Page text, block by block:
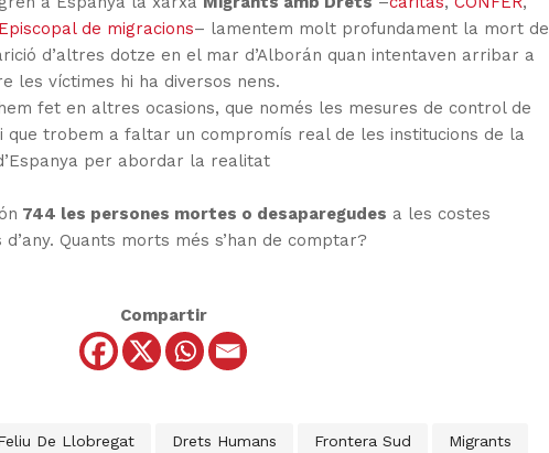
de migracions– lamentem molt profundament la mort de
d’altres dotze en el mar d’Alborán quan intentaven arribar a
les víctimes hi ha diversos nens.
fet en altres ocasions, que només les mesures de control de
que trobem a faltar un compromís real de les institucions de la
per abordar la realitat
744 les persones mortes o desaparegudes a les costes
Quants morts més s’han de comptar?
Compartir
De Llobregat Drets Humans Frontera Sud Migrants